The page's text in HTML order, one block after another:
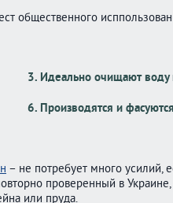
общественного
3. Идеально очищают воду
6. Производятся и
– не потребует много усилий,
проверенный в
или пруда.